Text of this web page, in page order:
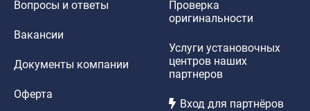
Вопросы и ответы
Вакансии
Документы компании
Оферта
Проверка
оригинальности
Услуги установочных
центров наших
партнеров
Вход для партнёров